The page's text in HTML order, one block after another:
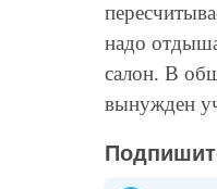
надо
салон. В
вынужден